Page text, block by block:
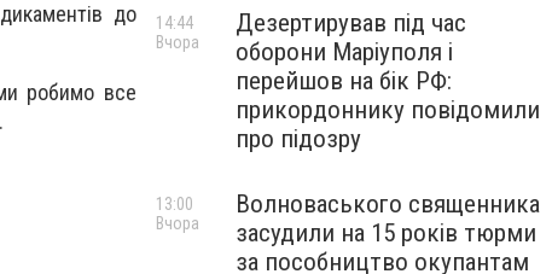
до
робимо все
Дезертирував під час
оборони Маріуполя і
перейшов на бік РФ:
прикордоннику повідомили
про підозру
14:44
Вчора
Волноваського священника
засудили на 15 років тюрми
за пособництво окупантам
13:00
Вчора